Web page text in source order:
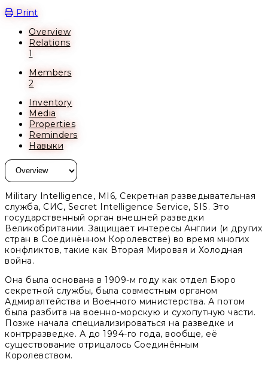
Print
Overview
Relations
1
Members
2
Inventory
Media
Properties
Reminders
Навыки
Military Intelligence, MI6, Секретная разведывательная
служба, СИС, Secret Intelligence Service, SIS. Это
государственный орган внешней разведки
Великобритании. Защищает интересы Англии (и других
стран в Соединённом Королевстве) во время многих
конфликтов, такие как Вторая Мировая и Холодная
война.
Она была основана в 1909-м году как отдел Бюро
секретной службы, была совместным органом
Адмиралтейства и Военного министерства. А потом
была разбита на военно-морскую и сухопутную части.
Позже начала специализироваться на разведке и
контрразведке. А до 1994-го года, вообще, её
существование отрицалось Соединённым
Королевством.